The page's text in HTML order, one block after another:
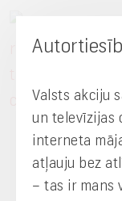
Valsts akciju
un televīzijas
interneta
atļauju bez
– tas ir mans
Projekti